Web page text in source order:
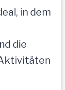
in dem
die